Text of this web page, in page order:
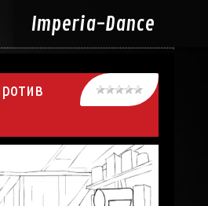
Imperia-Dance